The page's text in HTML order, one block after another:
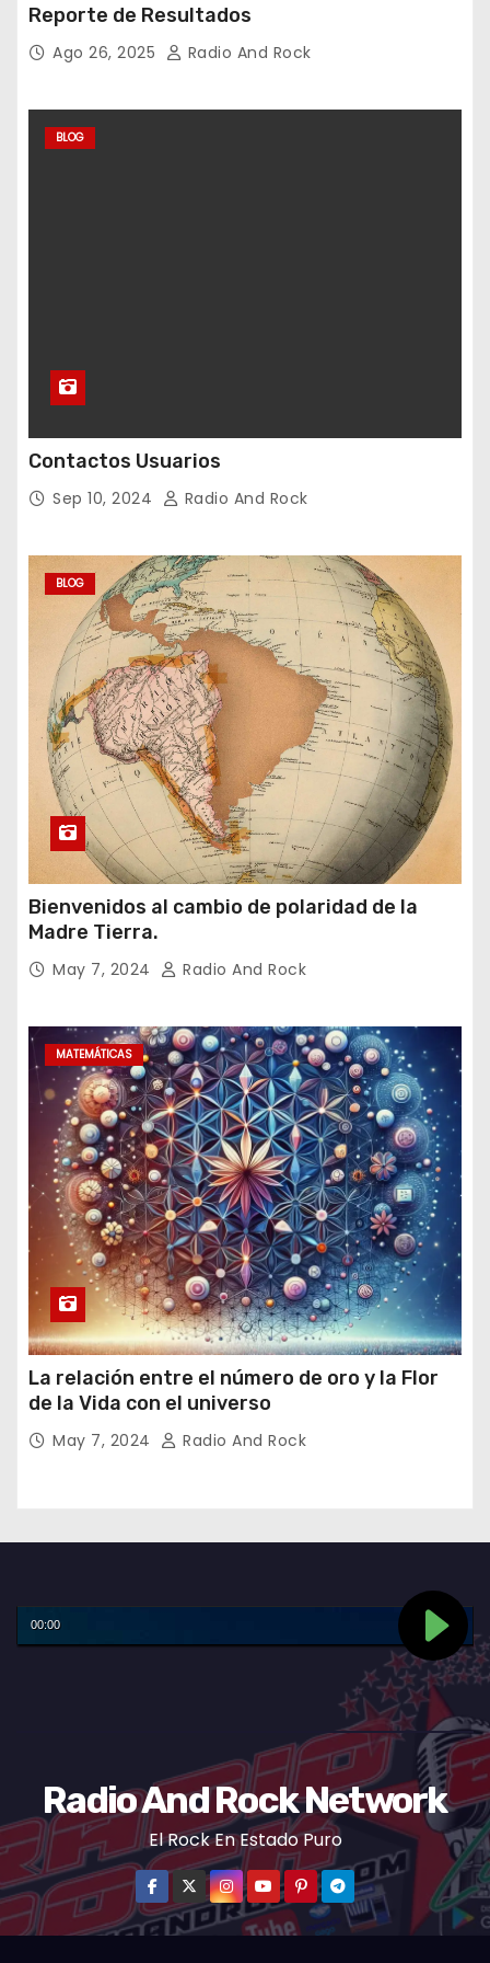
Reporte de Resultados
Ago 26, 2025 Radio And Rock
BLOG
Contactos Usuarios
Sep 10, 2024 Radio And Rock
BLOG
Bienvenidos al cambio de polaridad de la
Madre Tierra.
May 7, 2024 Radio And Rock
MATEMÁTICAS
La relación entre el número de oro y la Flor
de la Vida con el universo
May 7, 2024 Radio And Rock
Radio And Rock Network
El Rock En Estado Puro